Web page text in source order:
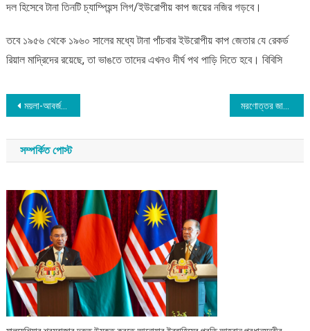
দল হিসেবে টানা তিনটি চ্যাম্পিয়ন্স লিগ/ইউরোপীয় কাপ জয়ের নজির গড়বে।
তবে ১৯৫৬ থেকে ১৯৬০ সালের মধ্যে টানা পাঁচবার ইউরোপীয় কাপ জেতার যে রেকর্ড
রিয়াল মাদ্রিদের রয়েছে, তা ভাঙতে তাদের এখনও দীর্ঘ পথ পাড়ি দিতে হবে। বিবিসি
Post
navigation
ময়লা-আবর্জনা অপসারণে নগরবাসীকে সচেতন হওয়ার আহ্বান প্রধানমন্ত্রীর মরণোত্তর জাতিসংঘ পদক পাচ্ছেন ৬ বাংলাদেশি শান্তিরক্ষী
সম্পর্কিত পোস্ট